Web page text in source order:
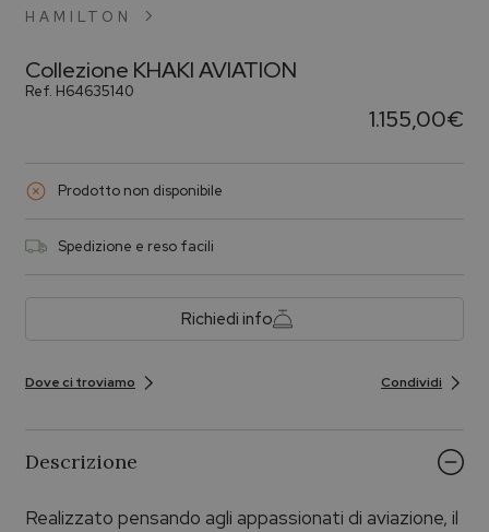
HAMILTON
Collezione KHAKI AVIATION
Ref. H64635140
1.155,00€
Prodotto non disponibile
Spedizione e reso facili
Richiedi info
Dove ci troviamo Condividi
Descrizione
Realizzato pensando agli appassionati di aviazione, il